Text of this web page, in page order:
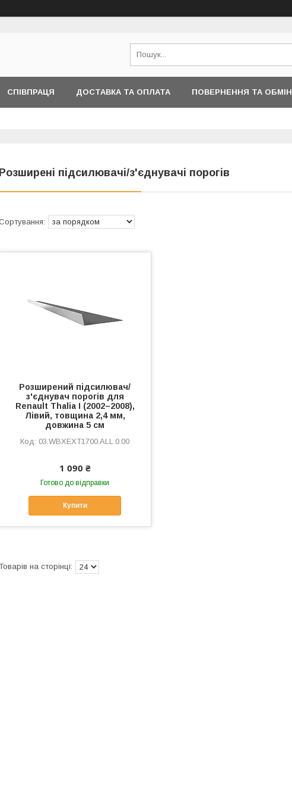
СПІВПРАЦЯ ДОСТАВКА ТА ОПЛАТА ПОВЕРНЕННЯ ТА ОБМІН
Розширені підсилювачі/з'єднувачі порогів
Розширений підсилювач/
з'єднувач порогів для
Renault Thalia I (2002–2008),
Лівий, товщина 2,4 мм,
довжина 5 см
03.WBXEXT1700.ALL.0.00
1 090 ₴
Готово до відправки
Купити